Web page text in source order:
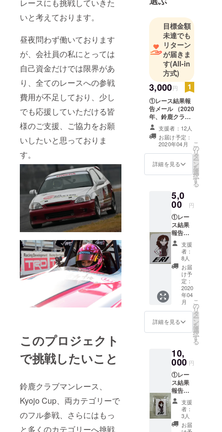
レースにも挑戦していきた
いと考えております。
昼夜問わず働いております
が、会社員の私にとっては
自己資金だけでは限界があ
り、全てのレースへの参戦
費用が不足しており、少し
でも応援していただける皆
様のご支援、ご協力をお願
いしたいと思っておりま
す。
このプロジェクト
で挑戦したいこと
鈴鹿クラブマンレース、
Kyojo Cup、両カテゴリーで
のフル参戦、さらにはもっ
と多くのカテゴリーへ挑戦
目標金額
未達でも
リターン
が届きま
す(All-in
方式)
3,000円
①レース結果報
告メール （2020
年、鈴鹿クラブ
マンレースおよ
びKYOJO CUP
参戦1戦ごとの終
了後、メールに
て結果をご報告
させていただき
支援者：12人
お届け予定：
2020年04月
詳細を見る
こ
の
リ
タ
ー
ン
を
選
択
す
る
5,0
00 円
①レー
ス結果
報告
メール
（2020
年、鈴
鹿クラ
ブマン
レース
および
KYOJO
CUP参
戦1戦ご
との終
了後、
メール
果をご
報告さ
せてい
ただき
ま
す。）
②直筆
お礼お
手紙 ③
オリジ
支援
者：
8人
お届
け予
定：
2020
年04
月
詳細を見る
こ
の
リ
タ
ー
ン
を
選
択
す
る
10,
000 円
①レー
ス結果
報告
メール
（2020
年、鈴
鹿クラ
ブマン
支援
者：
3人
お届